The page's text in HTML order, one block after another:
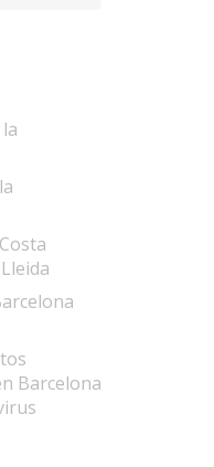
Barcelona